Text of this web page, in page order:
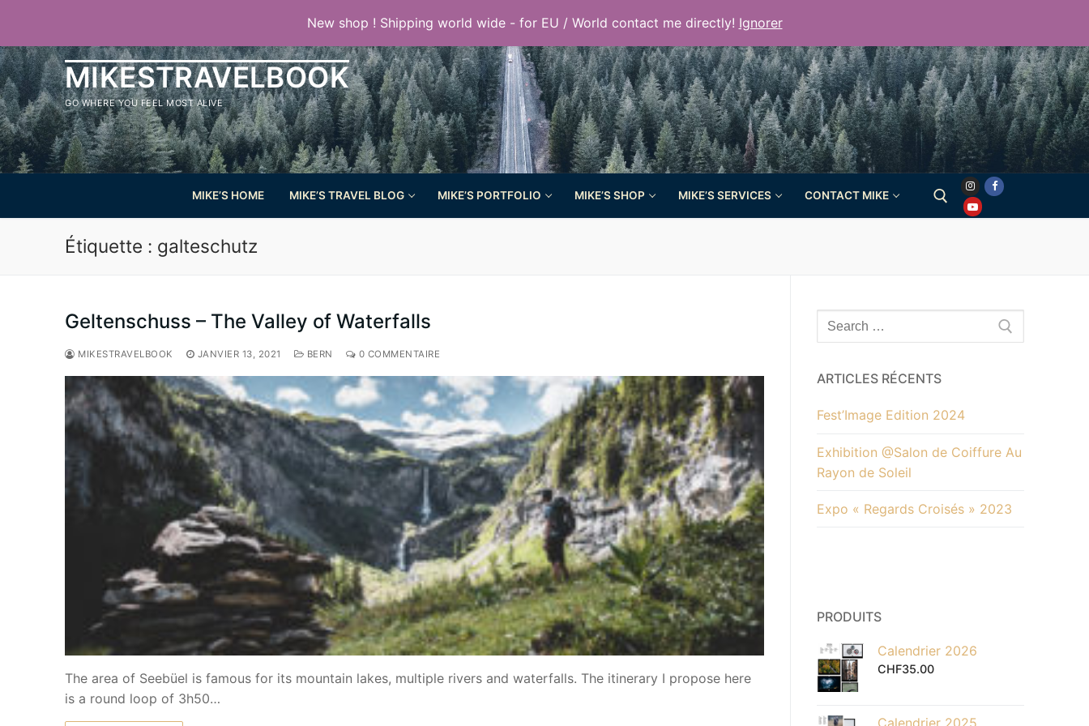
contenu
MIKESTRAVELBOOK
GO WHERE YOU FEEL MOST ALIVE
MIKE’S HOME MIKE’S TRAVEL BLOG MIKE’S PORTFOLIO MIKE’S SHOP MIKE’S SERVICES CONTACT MIKE
Étiquette : galteschutz
Geltenschuss – The Valley of Waterfalls
MIKESTRAVELBOOK JANVIER 13, 2021 BERN 0 COMMENTAIRE
The area of Seebüel is famous for its mountain lakes, multiple rivers and waterfalls. The itinerary I propose here
is a round loop of 3h50…
Rechercher
:
ARTICLES RÉCENTS
Fest’Image Edition 2024
Exhibition @Salon de Coiffure Au
Rayon de Soleil
Expo « Regards Croisés » 2023
PRODUITS
Calendrier 2026
CHF35.00
New shop ! Shipping world wide - for EU / World contact me directly! Ignorer